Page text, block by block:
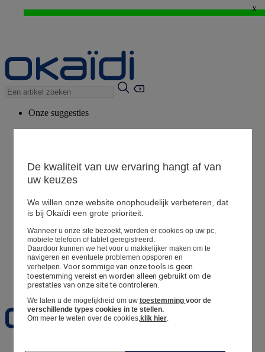
WEB ONLY: -20%* vanaf 3 aangekochte artikelen > Ik geniat ervan !
x
Onze suggesties
Bekijk alle artikelen
Winkel
Mijn informatie
Een bestelling volgen
Mandje
Favorieten
Geboorte0 - 12 maanden
De kwaliteit van uw ervaring hangt af van
uw keuzes
We willen onze website onophoudelijk verbeteren, dat
is bij Okaïdi een grote prioriteit.
Wanneer u onze site bezoekt, worden er cookies op uw pc,
mobiele telefoon of tablet geregistreerd.
Daardoor kunnen we het voor u makkelijker maken om te
navigeren en eventuele problemen opsporen en
verhelpen. Voor sommige van onze tools is geen
toestemming vereist en worden alleen gebruikt om de
prestaties van onze site te controleren.
We laten u de mogelijkheid om uw toestemming voor de
verschillende types cookies in te stellen.
Om meer te weten over de cookies,klik hier.